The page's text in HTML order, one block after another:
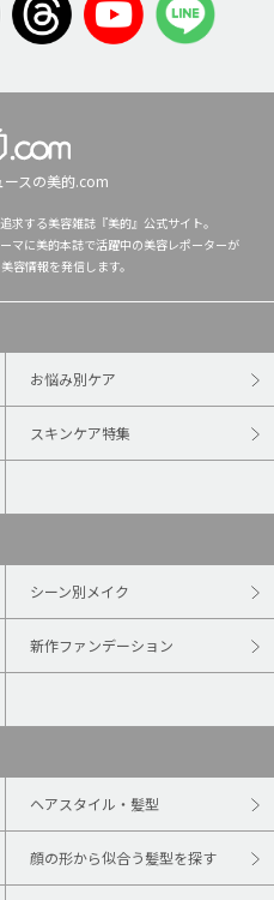
スの美的.com
求する美容雑誌『美的』公式サイト。
マに美的本誌で活躍中の美容レポーターが
容情報を発信します。
お悩み別ケア
スキンケア特集
シーン別メイク
新作ファンデーション
ヘアスタイル・髪型
顔の形から似合う髪型を探す